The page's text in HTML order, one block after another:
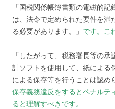
「国税関係帳簿書類の電磁的
は、法令で定められた要件を満
る必要があります。」 です。こ
「したがって、税務署長等の
計ソフトを使用して、紙による
による保存等を行うことは認め
保存義務違反をするとペナルテ
ると理解すべきです。